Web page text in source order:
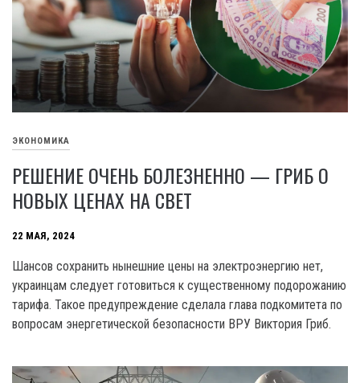
ЭКОНОМИКА
РЕШЕНИЕ ОЧЕНЬ БОЛЕЗНЕННО — ГРИБ О
НОВЫХ ЦЕНАХ НА СВЕТ
22 МАЯ, 2024
Шансов сохранить нынешние цены на электроэнергию нет,
украинцам следует готовиться к существенному подорожанию
тарифа. Такое предупреждение сделала глава подкомитета по
вопросам энергетической безопасности ВРУ Виктория Гриб.